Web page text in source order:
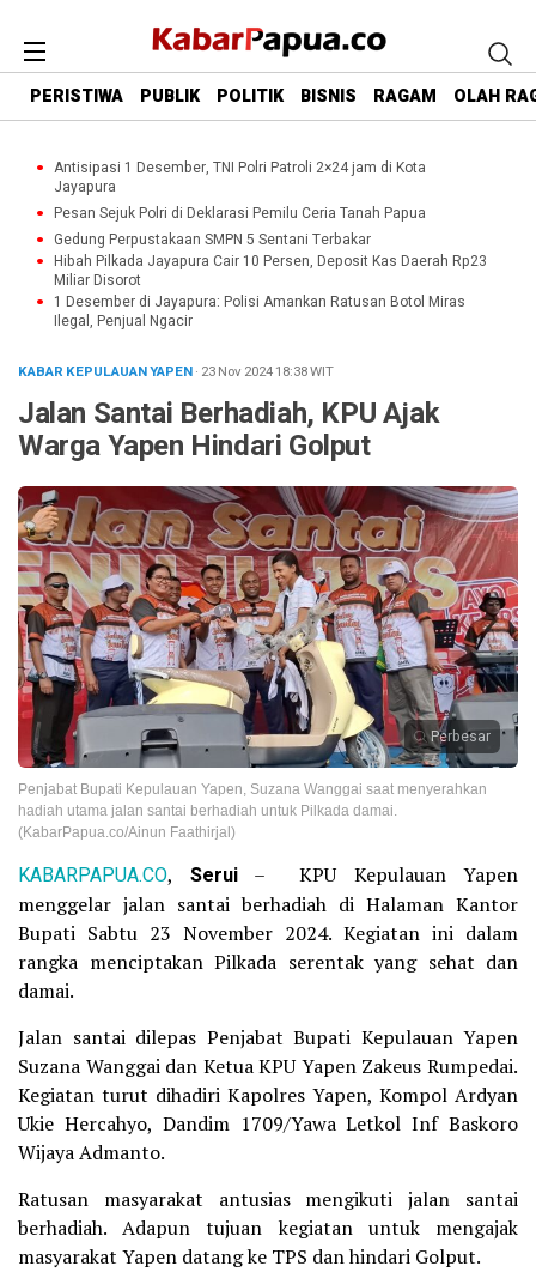
PERISTIWA PUBLIK POLITIK BISNIS RAGAM OLAH
Antisipasi 1 Desember, TNI Polri Patroli 2×24 jam di Kota
Jayapura
Pesan Sejuk Polri di Deklarasi Pemilu Ceria Tanah Papua
Gedung Perpustakaan SMPN 5 Sentani Terbakar
Hibah Pilkada Jayapura Cair 10 Persen, Deposit Kas Daerah Rp23
Miliar Disorot
1 Desember di Jayapura: Polisi Amankan Ratusan Botol Miras
Ilegal, Penjual Ngacir
KABAR KEPULAUAN YAPEN· 23 Nov 202418:38WIT
Jalan Santai Berhadiah, KPU Ajak
Warga Yapen Hindari Golput
Perbesar
Penjabat Bupati Kepulauan Yapen, Suzana Wanggai saat menyerahkan
hadiah utama jalan santai berhadiah untuk Pilkada damai.
(KabarPapua.co/Ainun Faathirjal)
KABARPAPUA.CO, Serui– KPU Kepulauan Yapen
menggelar jalan santai berhadiah di Halaman Kantor
Bupati Sabtu 23 November 2024. Kegiatan ini dalam
rangka menciptakan Pilkada serentak yang sehat dan
damai.
Jalan santai dilepas Penjabat Bupati Kepulauan Yapen
Suzana Wanggai dan Ketua KPU Yapen Zakeus Rumpedai.
Kegiatan turut dihadiri Kapolres Yapen, Kompol Ardyan
Ukie Hercahyo, Dandim 1709/Yawa Letkol Inf Baskoro
Wijaya Admanto.
Ratusan masyarakat antusias mengikuti jalan santai
berhadiah. Adapun tujuan kegiatan untuk mengajak
masyarakat Yapen datang ke TPS dan hindari Golput.